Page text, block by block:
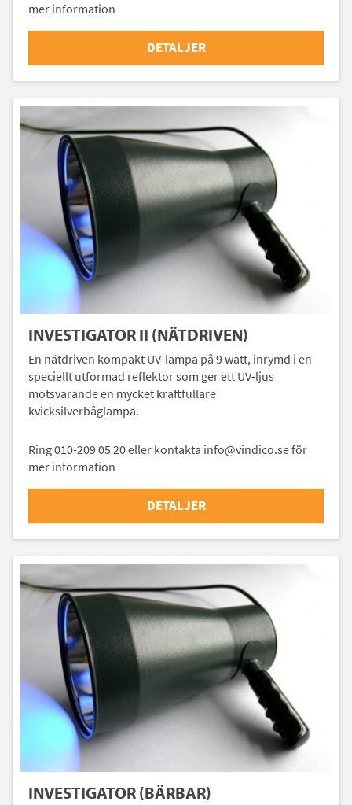
mer information
DETALJER
INVESTIGATOR II (NÄTDRIVEN)
En nätdriven kompakt UV-lampa på 9 watt, inrymd i en
speciellt utformad reflektor som ger ett UV-ljus
motsvarande en mycket kraftfullare
kvicksilverbåglampa.
Ring 010-209 05 20 eller kontakta info@vindico.se för
mer information
DETALJER
INVESTIGATOR (BÄRBAR)